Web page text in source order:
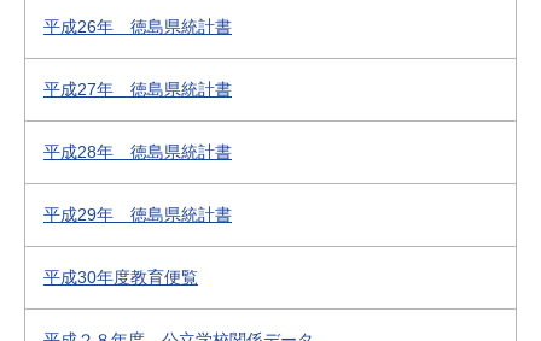
平成26年 徳島県統計書
平成27年 徳島県統計書
平成28年 徳島県統計書
平成29年 徳島県統計書
平成30年度教育便覧